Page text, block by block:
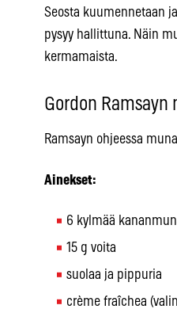
Seosta kuumennetaan
pysyy hallittuna. Näin
kermamaista.
Gordon Ramsayn
Ramsayn ohjeessa
Ainekset:
6 kylmää
15 g voita
suolaa ja pippuria
crème fraîchea